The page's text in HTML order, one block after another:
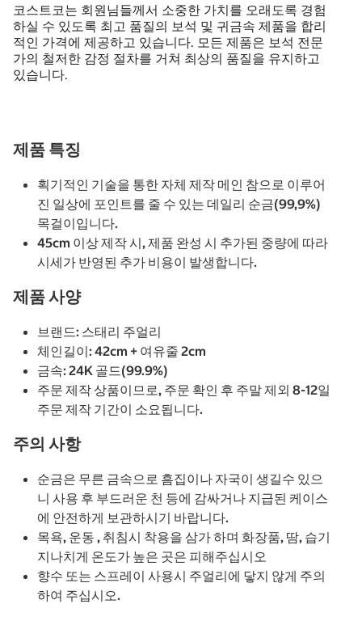
코스트코는 회원님들께서 소중한 가치를 오래도록 경험
하실 수 있도록 최고 품질의 보석 및 귀금속 제품을 합리
적인 가격에 제공하고 있습니다. 모든 제품은 보석 전문
가의 철저한 감정 절차를 거쳐 최상의 품질을 유지하고
있습니다.
제품 특징
획기적인 기술을 통한 자체 제작 메인 참으로 이루어
진 일상에 포인트를 줄 수 있는 데일리 순금(99,9%)
목걸이입니다.
45cm 이상 제작 시, 제품 완성 시 추가된 중량에 따라
시세가 반영된 추가 비용이 발생합니다.
제품 사양
브랜드: 스태리 주얼리
체인길이: 42cm + 여유줄 2cm
금속: 24K 골드(99.9%)
주문 제작 상품이므로, 주문 확인 후 주말 제외 8-12일
주문 제작 기간이 소요됩니다.
주의 사항
순금은 무른 금속으로 흠집이나 자국이 생길수 있으
니 사용 후 부드러운 천 등에 감싸거나 지급된 케이스
에 안전하게 보관하시기 바랍니다.
목욕, 운동 , 취침시 착용을 삼가 하며 화장품, 땀, 습기
지나치게 온도가 높은 곳은 피해주십시오
향수 또는 스프레이 사용시 주얼리에 닿지 않게 주의
하여 주십시오.